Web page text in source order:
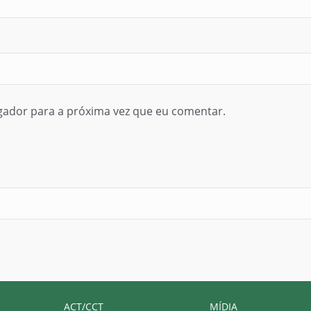
para a próxima vez que eu comentar.
ACT/CCT MÍDIA